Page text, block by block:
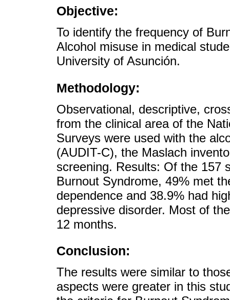
Objective:
To identify the frequency of
Alcohol misuse in medical
University of Asunción.
Methodology:
Observational, descriptive,
from the clinical area of the
Surveys were used with the
(AUDIT-C), the Maslach
screening. Results: Of the 157
Burnout Syndrome, 49% met
dependence and 38.9% had
depressive disorder. Most of
12 months.
Conclusion:
The results were similar to
aspects were greater in this